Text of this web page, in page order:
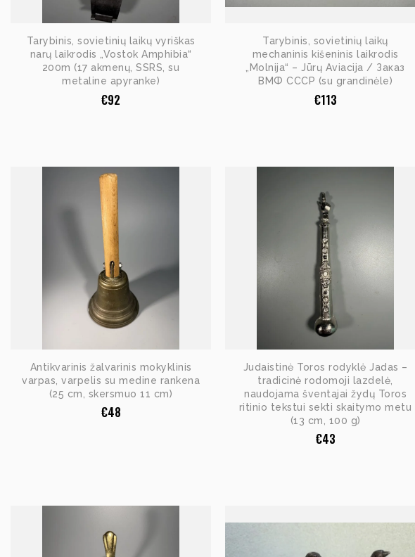
Tarybinis, sovietinių laikų vyriškas
narų laikrodis „Vostok Amphibia“
200m (17 akmenų, SSRS, su
metaline apyranke)
€92
Tarybinis, sovietinių laikų
mechaninis kišeninis laikrodis
„Molnija“ – Jūrų Aviacija / Заказ
ВМФ СССР (su grandinėle)
€113
Antikvarinis žalvarinis mokyklinis
varpas, varpelis su medine rankena
(25 cm, skersmuo 11 cm)
€48
Judaistinė Toros rodyklė Jadas –
tradicinė rodomoji lazdelė,
naudojama šventajai žydų Toros
ritinio tekstui sekti skaitymo metu
(13 cm, 100 g)
€43